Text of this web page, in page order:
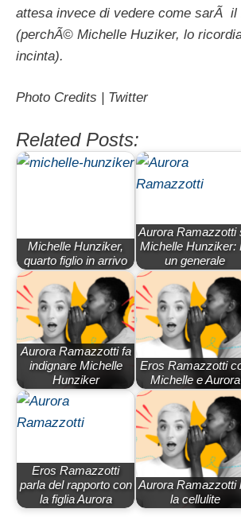
attesa invece di vedere come sarÃ il
(perchÃ© Michelle Huziker, lo
incinta).
Photo Credits | Twitter
Related Posts:
Michelle Hunziker,
quarto figlio in arrivo
Aurora Ramazzotti
Michelle Hunziker:
un generale
Aurora Ramazzotti fa
indignare Michelle
Hunziker
Eros Ramazzotti
Michelle e Aurora
Eros Ramazzotti
parla del rapporto con
la figlia Aurora
Aurora Ramazzotti
la cellulite